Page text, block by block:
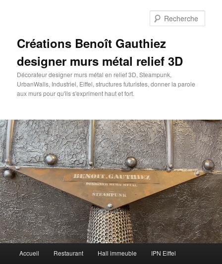
Créations Benoît Gauthiez
designer murs métal relief 3D
Décorateur designer murs métal en relief 3D, Steampunk,
UrbanWalls, Industriel, Eiffel, structures futuristes, donner la parole
aux murs pour qu'ils s'expriment haut et fort.
principal
Accueil Restaurant Hall immeuble IPN Eiffel